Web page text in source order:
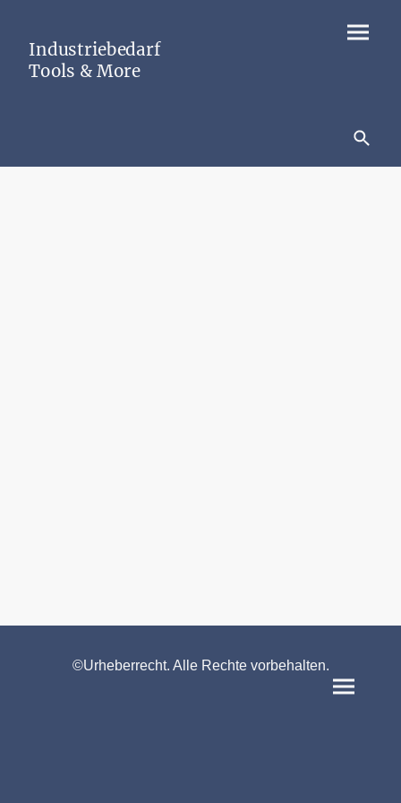
Industriebedarf
Tools & More
©Urheberrecht. Alle Rechte vorbehalten.